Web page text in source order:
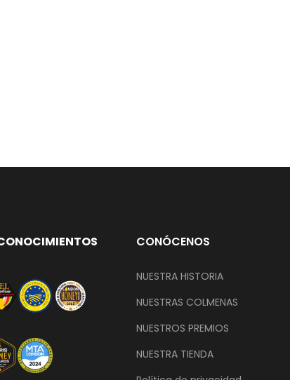
CONÓCENOS
NUESTRA HISTORIA
NUESTRAS COLMENAS
NUESTROS PREMIOS
NUESTRA TIENDA